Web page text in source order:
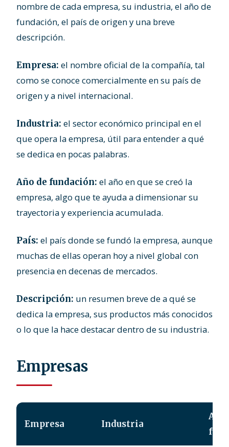
nombre de cada empresa, su industria, el año de
fundación, el país de origen y una breve
descripción.
Empresa: el nombre oficial de la compañía, tal
como se conoce comercialmente en su país de
origen y a nivel internacional.
Industria: el sector económico principal en el
que opera la empresa, útil para entender a qué
se dedica en pocas palabras.
Año de fundación: el año en que se creó la
empresa, algo que te ayuda a dimensionar su
trayectoria y experiencia acumulada.
País: el país donde se fundó la empresa, aunque
muchas de ellas operan hoy a nivel global con
presencia en decenas de mercados.
Descripción: un resumen breve de a qué se
dedica la empresa, sus productos más conocidos
o lo que la hace destacar dentro de su industria.
Empresas
Empresa Industria
Año